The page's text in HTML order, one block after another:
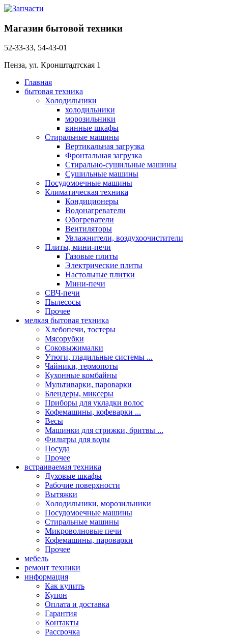
Магазин бытовой техники
52-33-33, 54-43-01
Пенза, ул. Кронштадтская 1
Главная
бытовая техника
Холодильники
холодильники
морозильники
винные шкафы
Стиральные машины
Вертикальная загрузка
Фронтальная загрузка
Стирально-сушильные машины
Сушильные машины
Посудомоечные машины
Климатическая техника
Кондиционеры
Водонагреватели
Обогреватели
Вентиляторы
Увлажнители, воздухоочистители
Плиты, мини-печи
Газовые плиты
Электрические плиты
Настольные плитки
Мини-печи
СВЧ-печи
Пылесосы
Прочее
мелкая бытовая техника
Хлебопечи, тостеры
Мясорубки
Соковыжималки
Утюги, гладильные системы ...
Чайники, термопоты
Кухонные комбайны
Мультиварки, пароварки
Блендеры, миксеры
Приборы для укладки волос
Кофемашины, кофеварки ...
Весы
Машинки для стрижки, бритвы ...
Фильтры для воды
Посуда
Прочее
встраиваемая техника
Духовые шкафы
Рабочие поверхности
Вытяжки
Холодильники, морозильники
Посудомоечные машины
Стиральные машины
Микроволновые печи
Кофемашины, пароварки
Прочее
мебель
ремонт техники
информация
Как купить
Купон
Оплата и доставка
Гарантия
Контакты
Рассрочка